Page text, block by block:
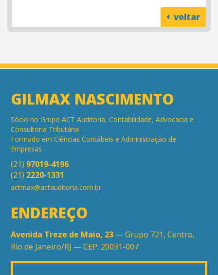
voltar
GILMAX NASCIMENTO
Sócio no Grupo ACT Auditoria, Contabilidade, Advocacia e
Consultoria Tributária
Formado em Ciências Contábeis e Administração de
Empresas
(21) 97019-4196
(21) 2220-1331
actmax@actauditoria.com.br
ENDEREÇO
Avenida Treze de Maio, 23 — Grupo 721, Centro,
Rio de Janeiro/RJ — CEP: 20031-007